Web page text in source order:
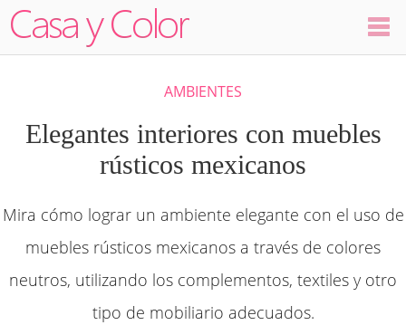
Decoración
Ambientes
Dormitorios
Cocinas
AMBIENTES
Elegantes interiores con muebles
rústicos mexicanos
Mira cómo lograr un ambiente elegante con el uso de
muebles rústicos mexicanos a través de colores
neutros, utilizando los complementos, textiles y otro
tipo de mobiliario adecuados.